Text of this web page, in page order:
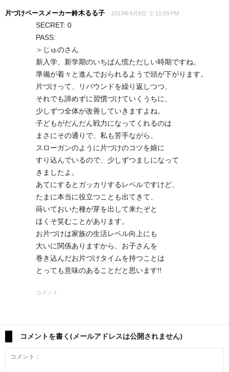
片づけペースメーカー鈴木るる子 2013年4月8日 で 11:09 PM
SECRET: 0
PASS:
＞じゅのさん
新入学、新学期のいちばん慌ただしい時期ですね。
準備が着々と進んでおられるようで頭が下がります。
片づけって、リバウンドを繰り返しつつ、
それでも諦めずに習慣づけていくうちに、
少しずつ全体が改善していきますよね。
子どもがだんだん戦力になってくれるのは
まさにその通りで、私も苦手ながら、
スローガンのように片づけのコツを娘に
すり込んでいるので、少しずつましになって
きましたよ。
あてにするとガッカリするレベルですけど、
たまに本当に役立つことも出てきて、
蒔いておいた種が芽を出して来たぞと
ほくそ笑むことがあります。
お片づけは家族の生活レベル向上にも
大いに関係ありますから、お子さんを
巻き込んだお片づけタイムを持つことは
とっても意味のあることだと思います!!
コメント
コメントを書く(メールアドレスは公開されません)